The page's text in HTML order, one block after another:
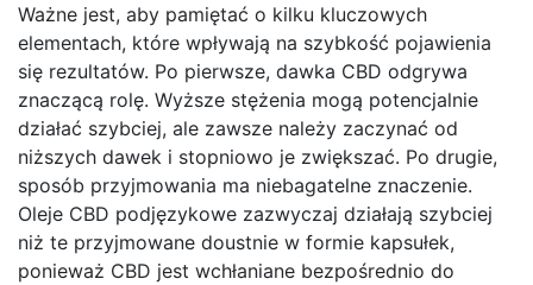
Ważne jest, aby pamiętać o kilku kluczowych
elementach, które wpływają na szybkość pojawienia
się rezultatów. Po pierwsze, dawka CBD odgrywa
znaczącą rolę. Wyższe stężenia mogą potencjalnie
działać szybciej, ale zawsze należy zaczynać od
niższych dawek i stopniowo je zwiększać. Po drugie,
sposób przyjmowania ma niebagatelne znaczenie.
Oleje CBD podjęzykowe zazwyczaj działają szybciej
niż te przyjmowane doustnie w formie kapsułek,
ponieważ CBD jest wchłaniane bezpośrednio do